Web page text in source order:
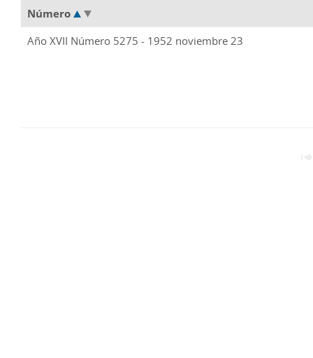
Número
Año XVII Número 5275 - 1952 noviembre 23